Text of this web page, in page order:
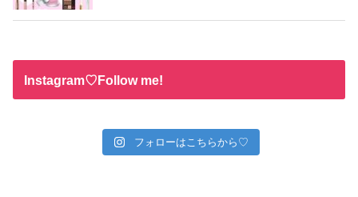
Instagram♡Follow me!
フォローはこちらから♡